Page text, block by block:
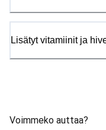
Lisätyt vitamiinit ja
Voimmeko auttaa?